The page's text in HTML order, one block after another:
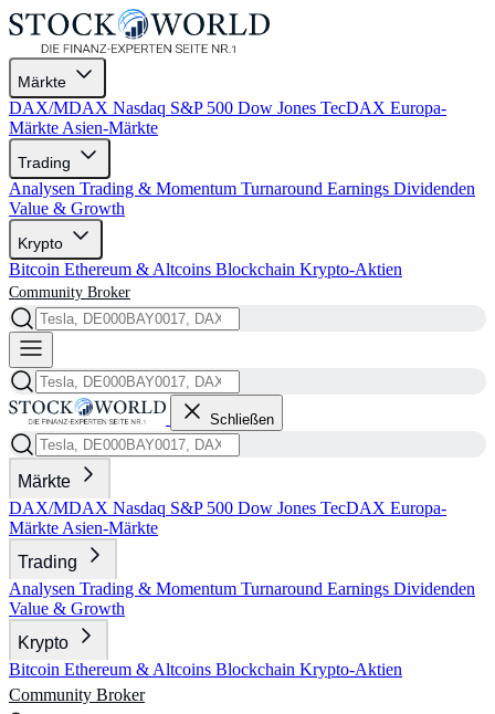
Märkte
DAX/MDAX Nasdaq S&P 500 Dow Jones TecDAX Europa-
Märkte Asien-Märkte
Trading
Analysen Trading & Momentum Turnaround Earnings Dividenden
Value & Growth
Krypto
Bitcoin Ethereum & Altcoins Blockchain Krypto-Aktien
Community Broker
Schließen
Märkte
DAX/MDAX Nasdaq S&P 500 Dow Jones TecDAX Europa-
Märkte Asien-Märkte
Trading
Analysen Trading & Momentum Turnaround Earnings Dividenden
Value & Growth
Krypto
Bitcoin Ethereum & Altcoins Blockchain Krypto-Aktien
Community Broker